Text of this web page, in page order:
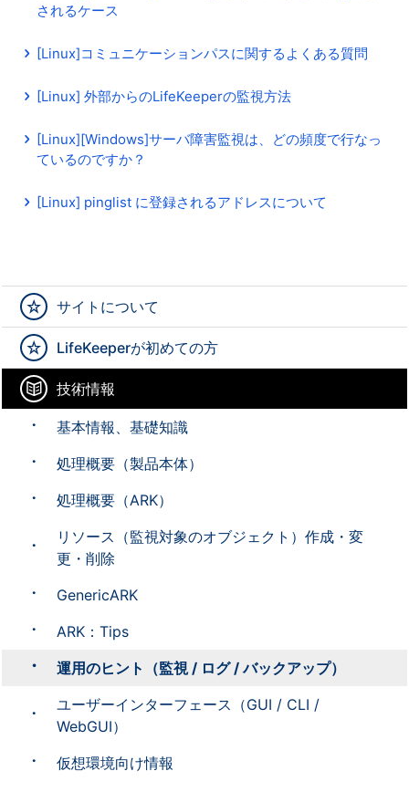
サイトについて
LifeKeeperが初めての方
技術情報
基本情報、基礎知識
処理概要（製品本体）
処理概要（ARK）
リソース（監視対象のオブジェクト）作成・変
更・削除
GenericARK
ARK：Tips
運用のヒント（監視 / ログ / バックアップ）
ユーザーインターフェース（GUI / CLI /
WebGUI）
仮想環境向け情報
されるケース
[Linux]コミュニケーションパスに関するよくある質問
[Linux] 外部からのLifeKeeperの監視方法
[Linux][Windows]サーバ障害監視は、どの頻度で行なっ
ているのですか？
[Linux] pinglist に登録されるアドレスについて